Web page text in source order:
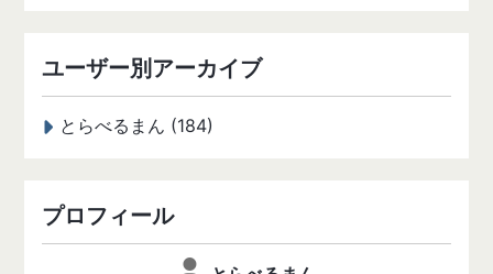
ユーザー別アーカイブ
とらべるまん (184)
プロフィール